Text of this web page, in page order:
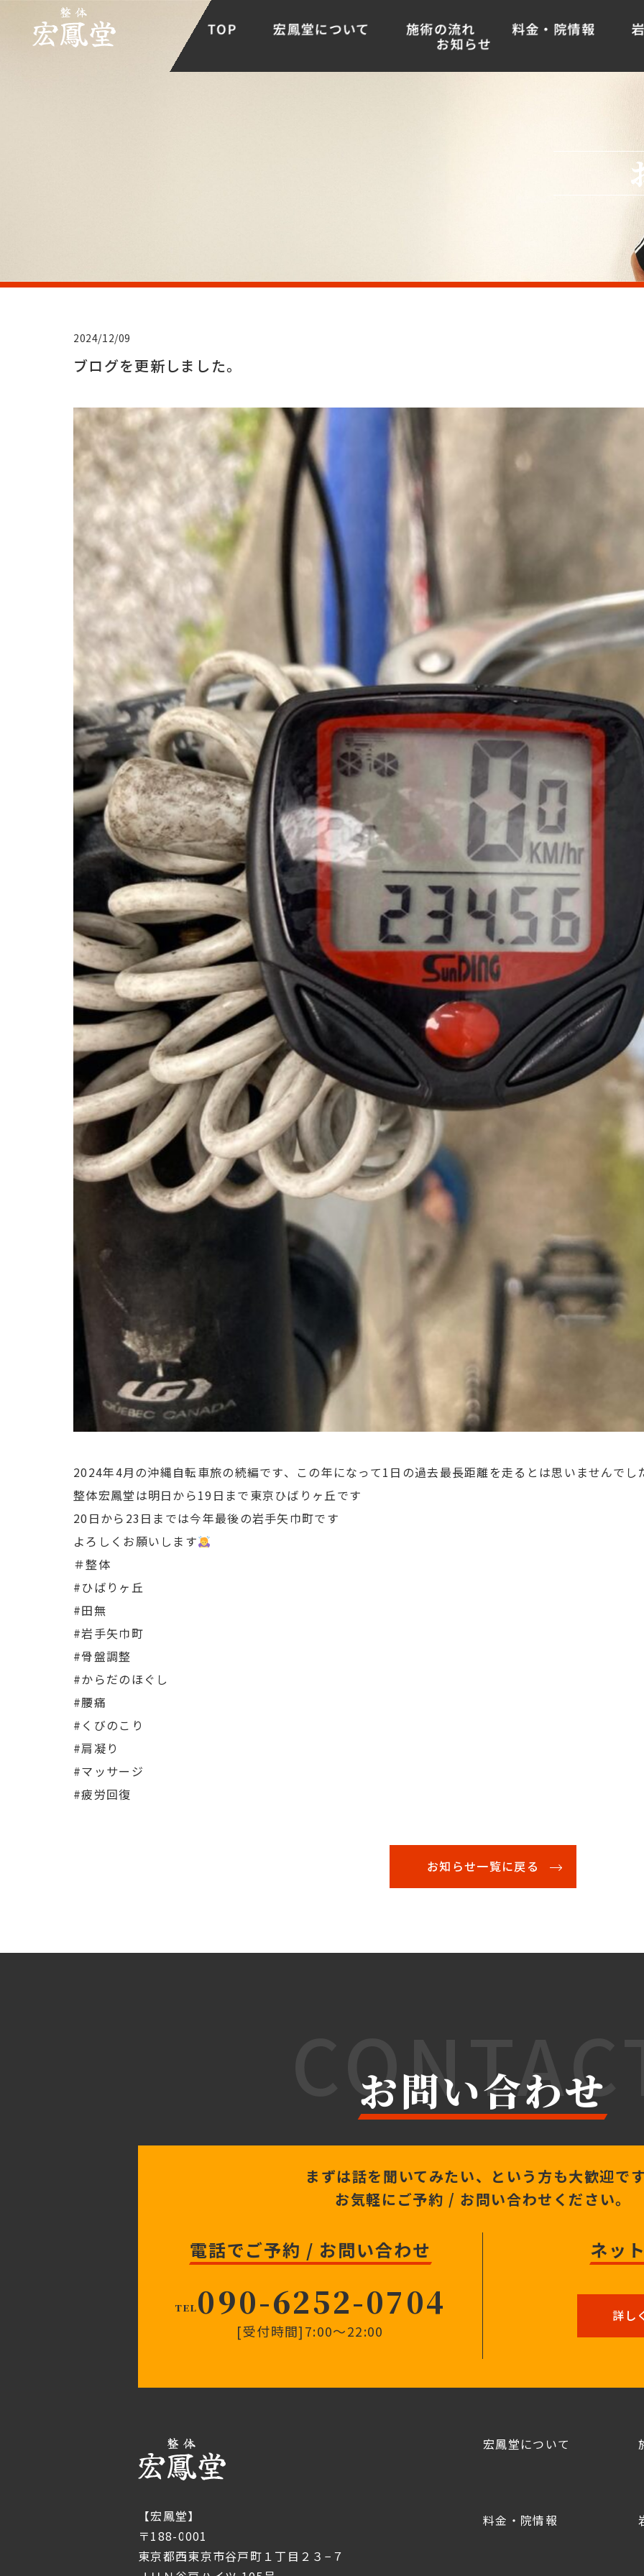
TOP 宏鳳堂について 施術の流れ 料金・院情報
お知らせ
2024/12/09
ブログを更新しました。
2024年4月の沖縄自転車旅の続編です、この年になって1日の過去最長距離を走るとは思いませんでし
整体宏鳳堂は明日から19日まで東京ひばりヶ丘です
20日から23日までは今年最後の岩手矢巾町です
よろしくお願いします
＃整体
#ひばりヶ丘
#田無
#岩手矢巾町
#骨盤調整
#からだのほぐし
#腰痛
#くびのこり
#肩凝り
#マッサージ
#疲労回復
お知らせ一覧に戻る
お問い合わせ
まずは話を聞いてみたい、 という方も大歓迎で
お気軽にご予約 / お問い合わせください。
電話でご予約 / お問い合わせ
TEL090-6252-0704
[受付時間]7:00〜22:00
ネッ
詳し
【宏鳳堂】
〒188-0001
東京都西東京市谷戸町１丁目２３−７
宏鳳堂について
料金・院情報